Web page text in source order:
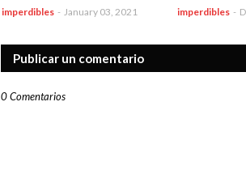
imperdibles - January 03, 2021 imperdibles -
Publicar un comentario
0 Comentarios